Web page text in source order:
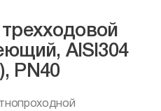
AISI304
PN40